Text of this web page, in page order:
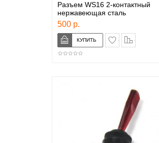
Разъем WS16 2-контактный
нержавеющая сталь
500 р.
в закладки